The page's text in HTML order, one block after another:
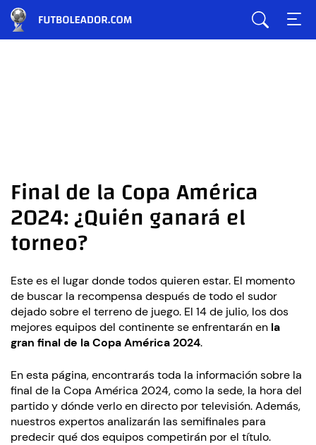
Final de la Copa América
2024: ¿Quién ganará el
torneo?
Este es el lugar donde todos quieren estar. El momento
de buscar la recompensa después de todo el sudor
dejado sobre el terreno de juego. El 14 de julio, los dos
mejores equipos del continente se enfrentarán en la
gran final de la Copa América 2024.
En esta página, encontrarás toda la información sobre la
final de la Copa América 2024, como la sede, la hora del
partido y dónde verlo en directo por televisión. Además,
nuestros expertos analizarán las semifinales para
predecir qué dos equipos competirán por el título.